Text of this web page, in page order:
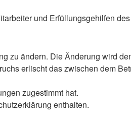
und Erfüllungsgehilfen
zu ändern. Die Änderung wird
erlischt das zwischen dem
zugestimmt hat.
enthalten.